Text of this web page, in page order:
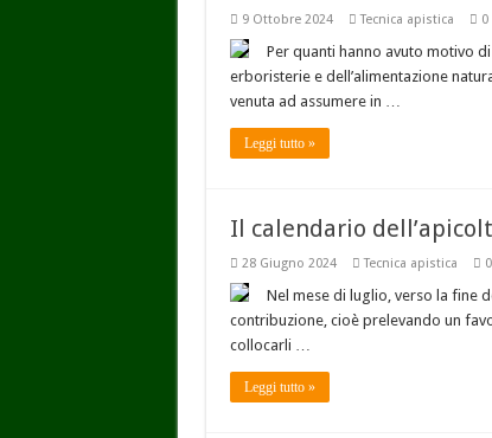
9 Ottobre 2024 Tecnica apistica 0
Per quanti hanno avuto motivo
erboristerie e dell’alimentazione
venuta ad assumere in …
Leggi tutto »
Il calendario
28 Giugno 2024 Tecnica apistica 0
Nel mese di luglio, verso la fine
contribuzione, cioè prelevando un
collocarli …
Leggi tutto »